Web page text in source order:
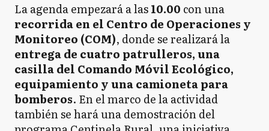
La agenda empezará a las10.00 con una
recorrida en el Centro de Operaciones y
Monitoreo (COM), donde se realizará la
entrega de cuatro patrulleros, una
casilla del Comando Móvil Ecológico,
equipamiento y una camioneta para
bomberos. En el marco de la actividad
también se hará una demostración del